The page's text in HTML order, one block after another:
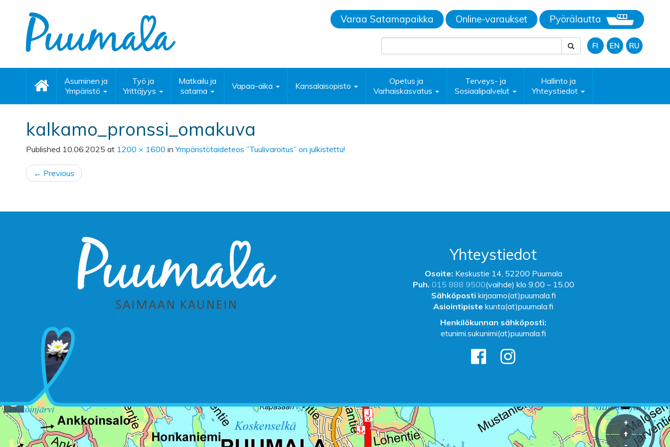
Varaa Satamapaikka Online-varaukset Pyörälautta
FI EN RU
Asuminen ja
Ympäristö
Työ ja
Yrittäjyys
Matkailu ja
satama
Vapaa-aika Kansalaisopisto
Opetus ja
Varhaiskasvatus
Terveys- ja
Sosiaalipalvelut
Hallinto ja
Yhteystiedot
kalkamo_pronssi_omakuva
Published 10.06.2025 at 1200 × 1600 inYmpäristötaideteos ”Tuulivaroitus” on julkistettu!
← Previous
Yhteystiedot
Osoite: Keskustie 14, 52200 Puumala
Puh. 015 888 9500(vaihde) klo 9.00 – 15.00
Sähköposti kirjaamo(at)puumala.fi
Asiointipiste kunta(at)puumala.fi
Henkilökunnan sähköposti:
etunimi.sukunimi(at)puumala.fi